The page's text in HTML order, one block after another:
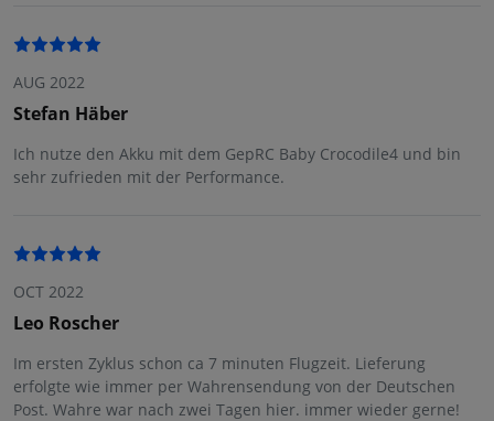
AUG 2022
Stefan Häber
Ich nutze den Akku mit dem GepRC Baby Crocodile4 und bin
sehr zufrieden mit der Performance.
OCT 2022
Leo Roscher
Im ersten Zyklus schon ca 7 minuten Flugzeit. Lieferung
erfolgte wie immer per Wahrensendung von der Deutschen
Post. Wahre war nach zwei Tagen hier. immer wieder gerne!